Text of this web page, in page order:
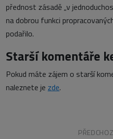
přednost zásadě „v
na dobrou funkci
podařilo.
Starší komentáře
Pokud máte zájem o starší
naleznete je zde.